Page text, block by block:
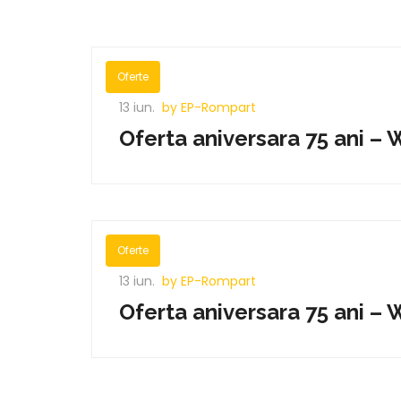
Oferte
13 iun. by EP-Rompart
Oferta aniversara 75 ani –
Oferte
13 iun. by EP-Rompart
Oferta aniversara 75 ani –